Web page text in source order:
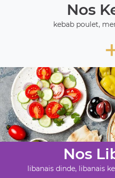
Nos
kebab poulet,
Nos
libanais dinde, libanais